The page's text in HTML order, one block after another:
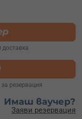
доставка
резервация
Имаш ваучер?
Заяви резервация